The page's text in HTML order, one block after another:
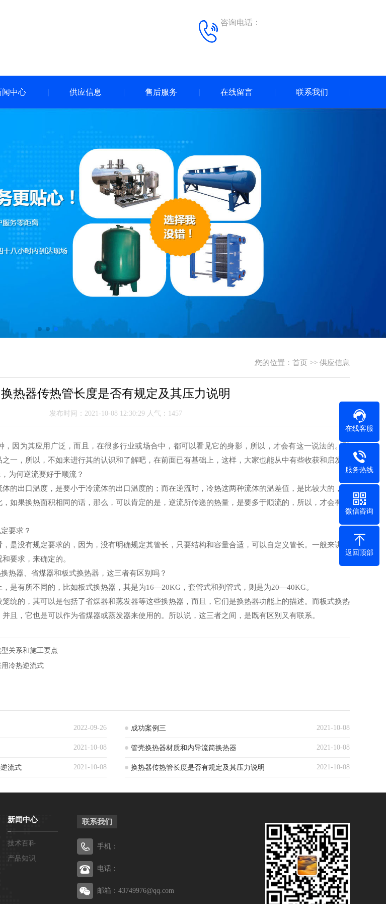
咨询电话：
闻中心 供应信息 售后服务 在线留言 联系我们
您的位置： 首页 >> 供应信息
换热器传热管长度是否有规定及其压力说明
发布时间：2021-10-08 12:30:29 人气：1457
因为其应用广泛，而且，在很多行业或场合中，都可以看见它的身影，所以，才会有这一说法的。那
一，所以，不如来进行其的认识和了解吧，在前面已有基础上，这样，大家也能从中有些收获和启发。
为何逆流要好于顺流？
的出口温度，是要小于冷流体的出口温度的；而在逆流时，冷热这两种流体的温差值，是比较大的，因
如果换热面积相同的话，那么，可以肯定的是，逆流所传递的热量，是要多于顺流的，所以，才会有上
要求？
是没有规定要求的，因为，没有明确规定其管长，只要结构和容量合适，可以自定义管长。一般来讲，
要求，来确定的。
热器、省煤器和板式换热器，这三者有区别吗？
是有所不同的，比如板式换热器，其是为16—20KG，套管式和列管式，则是为20—40KG。
统的，其可以是包括了省煤器和蒸发器等这些换热器，而且，它们是换热器功能上的描述。而板式换热
且，它也是可以作为省煤器或蒸发器来使用的。所以说，这三者之间，是既有区别又有联系。
关系和施工要点
冷热逆流式
2022-09-26 2021-10-08
成功案例三
2021-10-08 2021-10-08
管壳换热器材质和内导流筒换热器
2021-10-08
流式 2021-10-08
换热器传热管长度是否有规定及其压力说明
新闻中心
技术百科
产品知识
联系我们
手机：
电话：
邮箱：43749976@qq.com
在线客服
服务热线
微信咨询
返回顶部